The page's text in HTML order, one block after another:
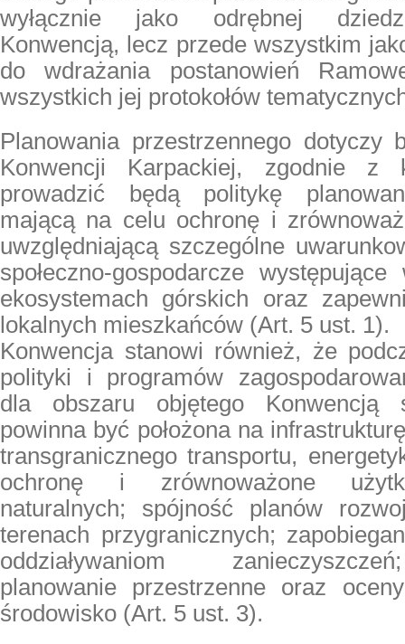
wyłącznie jako odrębnej
Konwencją, lecz przede wszystkim
do wdrażania postanowień
wszystkich jej protokołów
Planowania przestrzennego dotyczy
Konwencji Karpackiej, zgodnie z
prowadzić będą politykę
mającą na celu ochronę i
uwzględniającą szczególne
społeczno-gospodarcze
ekosystemach górskich oraz
lokalnych mieszkańców (Art. 5 ust. 1).
Konwencja stanowi również, że
polityki i programów
dla obszaru objętego Konwencją
powinna być położona na
transgranicznego transportu,
ochronę i zrównoważone
naturalnych; spójność planów
terenach przygranicznych;
oddziaływaniom
planowanie przestrzenne oraz
środowisko (Art. 5 ust. 3).